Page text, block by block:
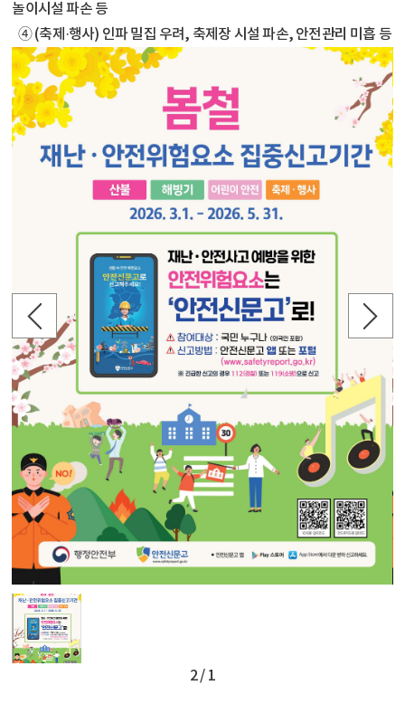
놀이시설 파손 등
➃ (축제·행사) 인파 밀집 우려, 축제장 시설 파손, 안전관리 미흡 등
2 / 1